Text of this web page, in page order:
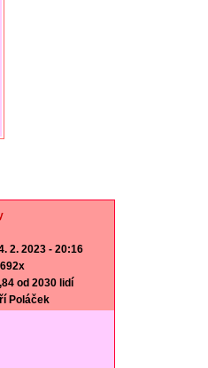
2. 2023 - 20:16
od 2030 lidí
Poláček